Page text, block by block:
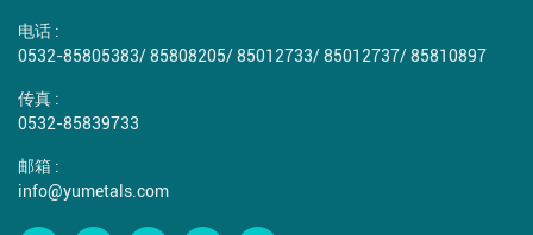
电话 :
0532-85805383/85808205/85012733/85012737/85810897
传真 :
0532-85839733
邮箱 :
info@yumetals.com